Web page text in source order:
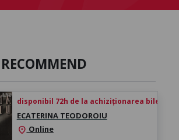
disponibil 72h de la achiziționarea biletului
ECATERINA TEODOROIU
location_on Online